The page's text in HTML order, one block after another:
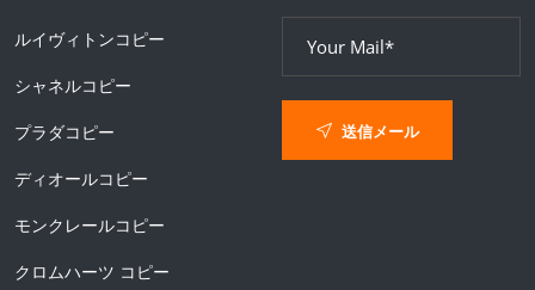
ルイヴィトンコピー
シャネルコピー
プラダコピー
ディオールコピー
モンクレールコピー
クロムハーツ コピー
送信メール